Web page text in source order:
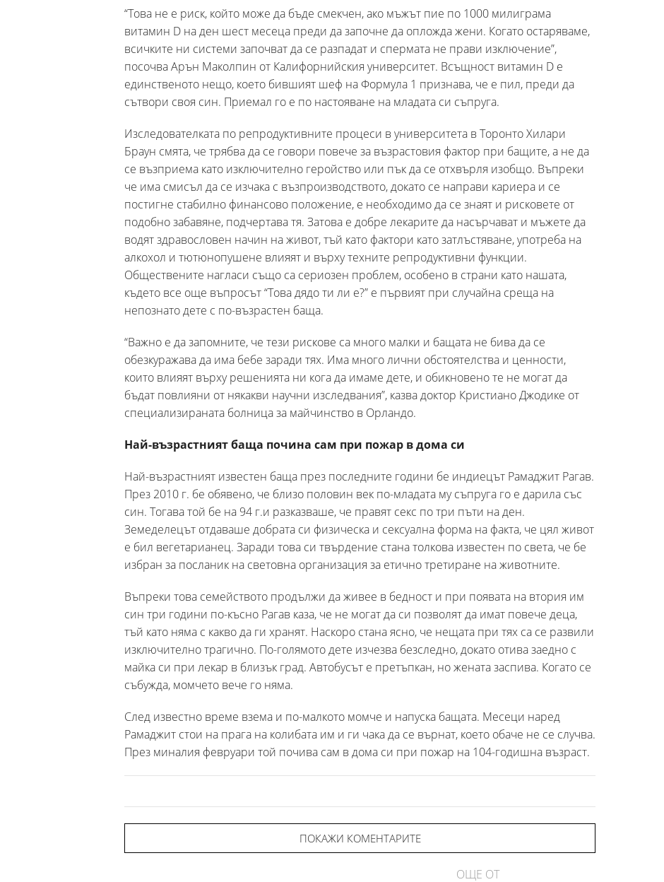
“Това не е риск, който може да бъде смекчен, ако мъжът пие по 1000 милиграма
витамин D на ден шест месеца преди да започне да опложда жени. Когато остаряваме,
всичките ни системи започват да се разпадат и спермата не прави изключение”,
посочва Арън Маколпин от Калифорнийския университет. Всъщност витамин D e
единственото нещо, което бившият шеф на Формула 1 признава, че е пил, преди да
сътвори своя син. Приемал го е по настояване на младата си съпруга.
Изследователката по репродуктивните процеси в университета в Торонто Хилари
Браун смята, че трябва да се говори повече за възрастовия фактор при бащите, а не да
се възприема като изключително геройство или пък да се отхвърля изобщо. Въпреки
че има смисъл да се изчака с възпроизводството, докато се направи кариера и се
постигне стабилно финансово положение, е необходимо да се знаят и рисковете от
подобно забавяне, подчертава тя. Затова е добре лекарите да насърчават и мъжете да
водят здравословен начин на живот, тъй като фактори като затлъстяване, употреба на
алкохол и тютюнопушене влияят и върху техните репродуктивни функции.
Обществените нагласи също са сериозен проблем, особено в страни като нашата,
където все още въпросът “Това дядо ти ли е?” е първият при случайна среща на
непознато дете с по-възрастен баща.
“Важно е да запомните, че тези рискове са много малки и бащата не бива да се
обезкуражава да има бебе заради тях. Има много лични обстоятелства и ценности,
които влияят върху решенията ни кога да имаме дете, и обикновено те не могат да
бъдат повлияни от някакви научни изследвания”, казва доктор Кристиано Джодике от
специализираната болница за майчинство в Орландо.
Най-възрастният баща почина сам при пожар в дома си
Най-възрастният известен баща през последните години бе индиецът Рамаджит Рагав.
През 2010 г. бе обявено, че близо половин век по-младата му съпруга го е дарила със
син. Тогава той бе на 94 г.и разказваше, че правят секс по три пъти на ден.
Земеделецът отдаваше добрата си физическа и сексуална форма на факта, че цял живот
е бил вегетарианец. Заради това си твърдение стана толкова известен по света, че бе
избран за посланик на световна организация за етично третиране на животните.
Въпреки това семейството продължи да живее в бедност и при появата на втория им
син три години по-късно Рагав каза, че не могат да си позволят да имат повече деца,
тъй като няма с какво да ги хранят. Наскоро стана ясно, че нещата при тях са се развили
изключително трагично. По-голямото дете изчезва безследно, докато отива заедно с
майка си при лекар в близък град. Автобусът е претъпкан, но жената заспива. Когато се
събужда, момчето вече го няма.
След известно време взема и по-малкото момче и напуска бащата. Месеци наред
Рамаджит стои на прага на колибата им и ги чака да се върнат, което обаче не се случва.
През миналия февруари той почива сам в дома си при пожар на 104-годишна възраст.
ПОКАЖИ КОМЕНТАРИТЕ
ОЩЕ ОТ